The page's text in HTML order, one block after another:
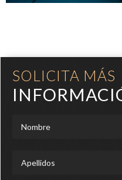
SOLICITA MÁS